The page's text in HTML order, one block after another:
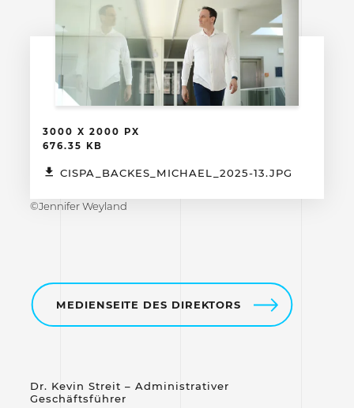
3000 X 2000 PX
676.35 KB
CISPA_BACKES_MICHAEL_2025-13.JPG
©Jennifer Weyland
MEDIENSEITE DES DIREKTORS
Dr. Kevin Streit – Administrativer
Geschäftsführer